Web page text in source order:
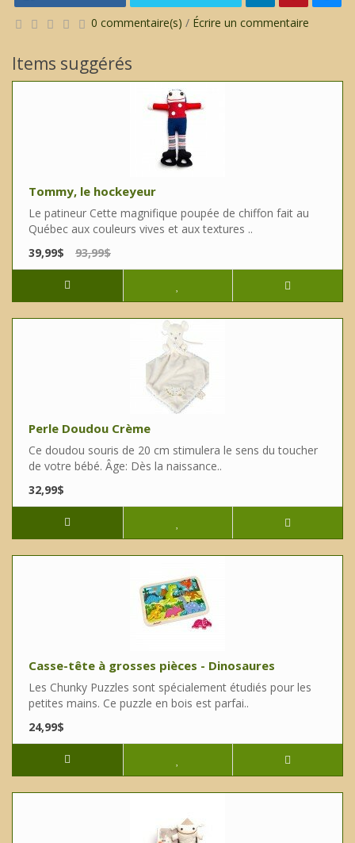
0 commentaire(s) / Écrire un commentaire
Items suggérés
Tommy, le hockeyeur
Le patineur Cette magnifique poupée de chiffon fait au
Québec aux couleurs vives et aux textures ..
39,99$
93,99$
Perle Doudou Crème
Ce doudou souris de 20 cm stimulera le sens du toucher
de votre bébé. Âge: Dès la naissance..
32,99$
Casse-tête à grosses pièces - Dinosaures
Les Chunky Puzzles sont spécialement étudiés pour les
petites mains. Ce puzzle en bois est parfai..
24,99$